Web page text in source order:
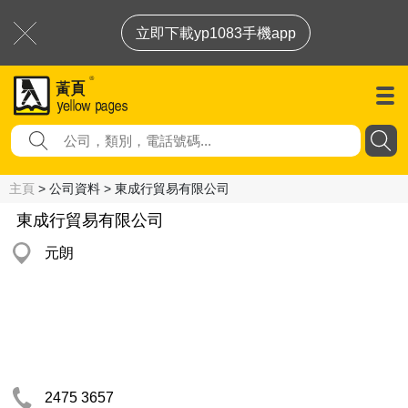
立即下載yp1083手機app
主頁 > 公司資料 > 東成行貿易有限公司
東成行貿易有限公司
元朗
2475 3657